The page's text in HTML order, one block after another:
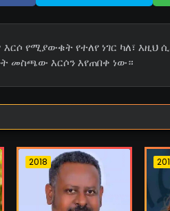
የሚያውቁት የተለየ ነገር ካለ፣ እዚህ
መስጫው እርሶን እየጠበቀ ነው።
2018